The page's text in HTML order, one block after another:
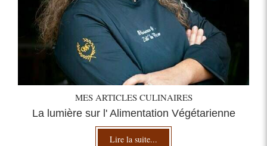
MES ARTICLES CULINAIRES
La lumière sur l' Alimentation Végétarienne
Lire la suite...